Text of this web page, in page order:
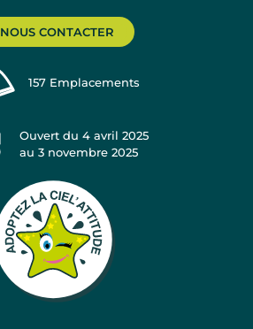
NOUS CONTACTER
157 Emplacements
Ouvert du 4 avril 2025
au 3 novembre 2025